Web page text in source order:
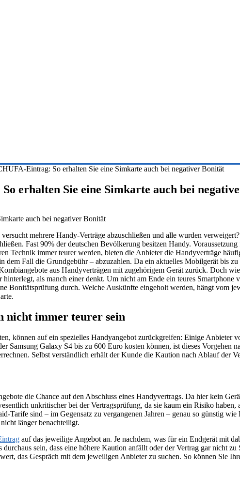
Eintrag: So erhalten Sie eine Simkarte auch bei negativer Bonität
erhalten Sie eine Simkarte auch bei
mehrere Handy-Verträge abzuschließen und alle wurden
Fast 90% der deutschen Bevölkerung besitzen Handy.
Technik immer teurer werden, bieten die Anbieter die Handyverträge
Fall die Grundgebühr – abzuzahlen. Da ein aktuelles Mobilgerät bis
aus Handyverträgen mit zugehörigem Gerät zurück. Doch
hinterlegt, als manch einer denkt. Um nicht am Ende ein teures
Bonitätsprüfung durch. Welche Auskünfte eingeholt werden, hängt vom
nicht immer teurer sein
können auf ein spezielles Handyangebot zurückgreifen: Einige Anbieter
Samsung Galaxy S4 bis zu 600 Euro kosten können, ist dieses Vorgehen
Selbst verständlich erhält der Kunde die Kaution nach Ablauf der
die Chance auf den Abschluss eines Handyvertrags. Da hier kein
unkritischer bei der Vertragsprüfung, da sie kaum ein Risiko
sind – im Gegensatz zu vergangenen Jahren – genau so günstig
länger benachteiligt.
auf das jeweilige Angebot an. Je nachdem, was für ein Endgerät mit
durchaus sein, dass eine höhere Kaution anfällt oder der Vertrag gar nicht
das Gespräch mit dem jeweiligen Anbieter zu suchen. So können Sie